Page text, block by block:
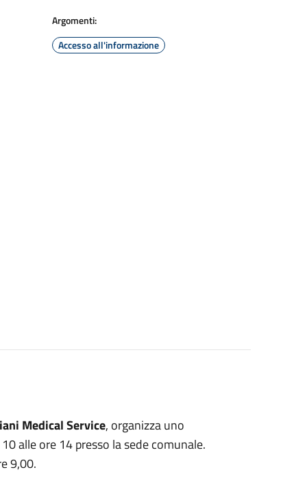
Argomenti:
Accesso all'informazione
Medical Service, organizza uno
alle ore 14 presso la sede comunale.
9,00.